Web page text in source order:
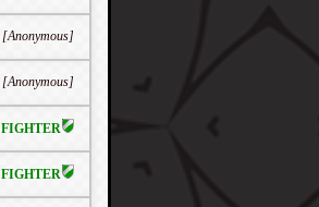
[Anonymous]
[Anonymous]
FIGHTER
FIGHTER